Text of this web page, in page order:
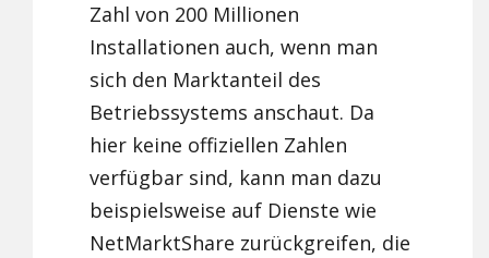
Zahl von 200 Millionen
Installationen auch, wenn man
sich den Marktanteil des
Betriebssystems anschaut. Da
hier keine offiziellen Zahlen
verfügbar sind, kann man dazu
beispielsweise auf Dienste wie
NetMarktShare zurückgreifen, die